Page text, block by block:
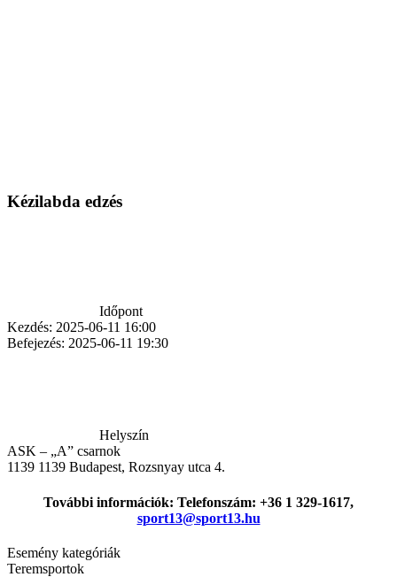
Kézilabda edzés
Időpont
Kezdés: 2025-06-11 16:00
Befejezés: 2025-06-11 19:30
Helyszín
ASK – „A” csarnok
1139 1139 Budapest, Rozsnyay utca 4.
További információk: Telefonszám: +36 1 329-1617,
sport13@sport13.hu
Esemény kategóriák
Teremsportok